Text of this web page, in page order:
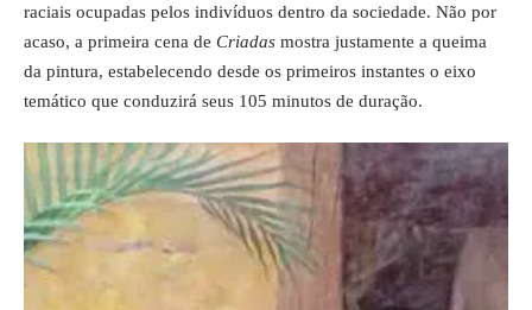
raciais ocupadas pelos indivíduos dentro da sociedade. Não por
acaso, a primeira cena de Criadas mostra justamente a queima
da pintura, estabelecendo desde os primeiros instantes o eixo
temático que conduzirá seus 105 minutos de duração.